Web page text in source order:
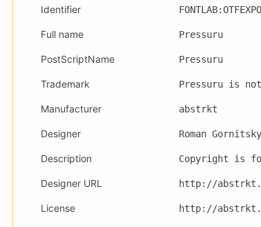
Identifier
Full name Pressuru
PostScriptName Pressuru
Trademark Pressuru is
Manufacturer abstrkt
Designer Roman Gornitsky
Description Copyright is
Designer URL http://
License http://